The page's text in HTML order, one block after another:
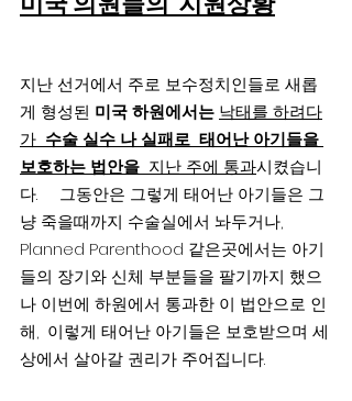
지난 선거에서 주로 보수정치인들로 새롭
게 형성된 미국 하원에서는 낙태를 하려다
가 수술 실수 나 실패로  태어난 아기들을
보호하는 법안을 지난 주에 통과시켰습니
다.     그동안은 그렇게 태어난 아기들은 그
냥 죽을때까지 수술실에서 놔두거나,
Planned Parenthood 같은곳에서는 아기
들의 장기와 신체 부분들을 팔기까지 했으
나 이번에 하원에서 통과한 이 법안으로 인
해,  이렇게 태어난 아기들은 보호받으며 세
상에서 살아갈 권리가 주어집니다.